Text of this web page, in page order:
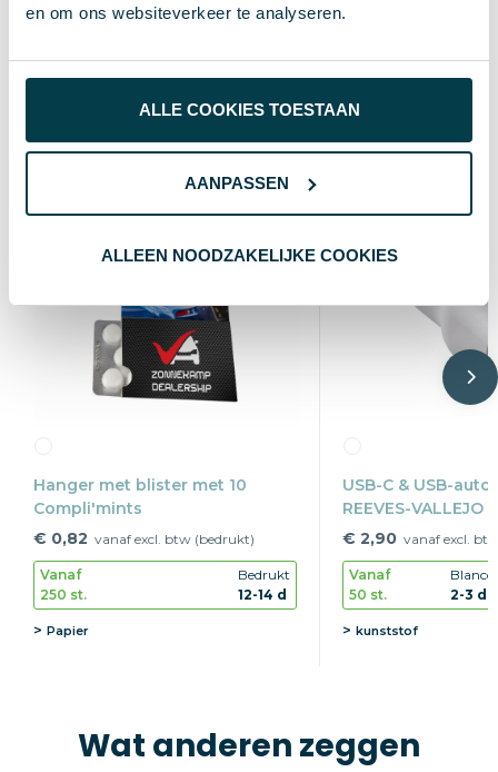
en om ons websiteverkeer te analyseren.
ALLE COOKIES TOESTAAN
AANPASSEN
ALLEEN NOODZAKELIJKE COOKIES
Lengte 150 cm
Wat anderen bekijken
Hanger met blister met 10
Compli'mints
€ 0,82 vanaf excl. btw (bedrukt)
Vanaf
250 st.
Bedrukt
12-14 d
Papier
USB-C & USB-
REEVES-VALLEJO
€ 2,90 vanaf excl.
Vanaf
50 st.
Blanco
2-3 d
kunststof
Wat anderen zeggen